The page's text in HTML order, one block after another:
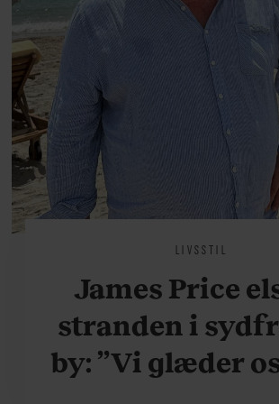
LIVSSTIL
James Price
stranden i
by: ”Vi glæder